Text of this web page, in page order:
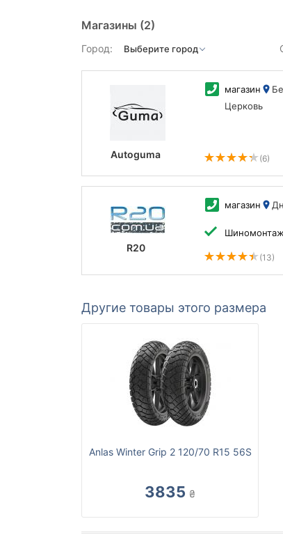
Магазины (2)
Город:
Autoguma
магазин
Церковь
(6)
R20
магазин
Шиномонтаж
(13)
Другие товары этого размера
Anlas Winter Grip 2 120/70 R15 56S
3835 ₴